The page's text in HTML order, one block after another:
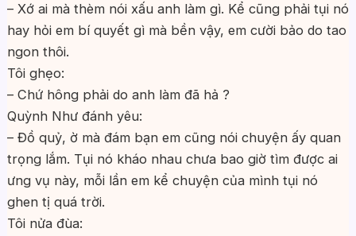
– Xớ ai mà thèm nói xấu anh làm gì. Kể cũng phải tụi nó
hay hỏi em bí quyết gì mà bền vậy, em cười bảo do tao
ngon thôi.
Tôi ghẹo:
– Chứ hông phải do anh làm đã hả ?
Quỳnh Như đánh yêu:
– Đồ quỷ, ờ mà đám bạn em cũng nói chuyện ấy quan
trọng lắm. Tụi nó kháo nhau chưa bao giờ tìm được ai
ưng vụ này, mỗi lần em kể chuyện của mình tụi nó
ghen tị quá trời.
Tôi nửa đùa: